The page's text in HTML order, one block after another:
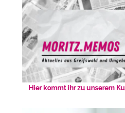
Hier kommt ihr zu unserem